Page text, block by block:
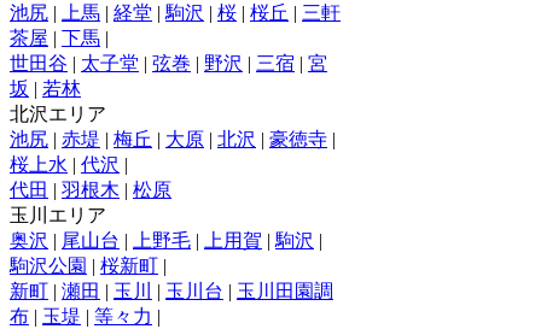
池尻 | 上馬 | 経堂 | 駒沢 | 桜 | 桜丘 | 三軒
茶屋 | 下馬 |
世田谷 | 太子堂 | 弦巻 | 野沢 | 三宿 | 宮
坂 | 若林
北沢エリア
池尻 | 赤堤 | 梅丘 | 大原 | 北沢 | 豪徳寺 |
桜上水 | 代沢 |
代田 | 羽根木 | 松原
玉川エリア
奥沢 | 尾山台 | 上野毛 | 上用賀 | 駒沢 |
駒沢公園 | 桜新町 |
新町 | 瀬田 | 玉川 | 玉川台 | 玉川田園調
布 | 玉堤 | 等々力 |